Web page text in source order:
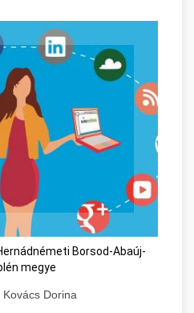
Borsod-Abaúj-
megye
Kovács Dorina